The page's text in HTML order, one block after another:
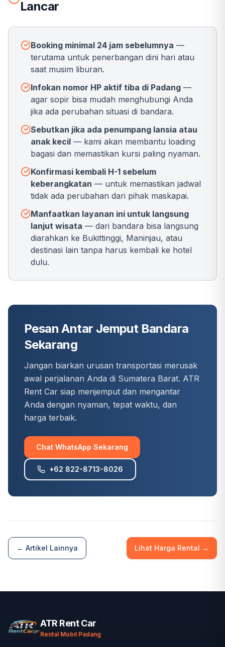
Lancar
Booking minimal 24 jam sebelumnya —
terutama untuk penerbangan dini hari atau
saat musim liburan.
Infokan nomor HP aktif tiba di Padang —
agar sopir bisa mudah menghubungi Anda
jika ada perubahan situasi di bandara.
Sebutkan jika ada penumpang lansia atau
anak kecil — kami akan membantu loading
bagasi dan memastikan kursi paling nyaman.
Konfirmasi kembali H-1 sebelum
keberangkatan — untuk memastikan jadwal
tidak ada perubahan dari pihak maskapai.
Manfaatkan layanan ini untuk langsung
lanjut wisata — dari bandara bisa langsung
diarahkan ke Bukittinggi, Maninjau, atau
destinasi lain tanpa harus kembali ke hotel
dulu.
Pesan Antar Jemput Bandara
Sekarang
Jangan biarkan urusan transportasi merusak
awal perjalanan Anda di Sumatera Barat. ATR
Rent Car siap menjemput dan mengantar
Anda dengan nyaman, tepat waktu, dan
harga terbaik.
Chat WhatsApp Sekarang
+62 822-8713-8026
← Artikel Lainnya Lihat Harga Rental →
ATR Rent Car
Rental Mobil Padang